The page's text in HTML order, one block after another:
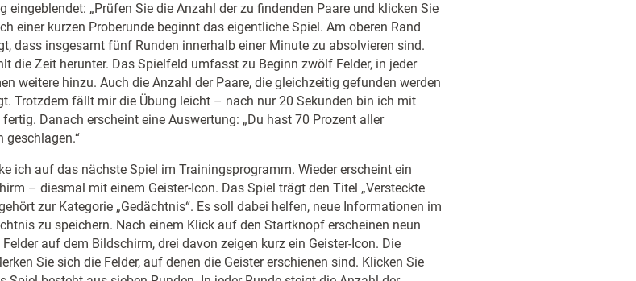
eingeblendet: „Prüfen Sie die Anzahl der zu findenden Paare und klicken Sie
einer kurzen Proberunde beginnt das eigentliche Spiel. Am oberen Rand
dass insgesamt fünf Runden innerhalb einer Minute zu absolvieren sind.
die Zeit herunter. Das Spielfeld umfasst zu Beginn zwölf Felder, in jeder
weitere hinzu. Auch die Anzahl der Paare, die gleichzeitig gefunden werden
Trotzdem fällt mir die Übung leicht – nach nur 20 Sekunden bin ich mit
fertig. Danach erscheint eine Auswertung: „Du hast 70 Prozent aller
geschlagen.“
ich auf das nächste Spiel im Trainingsprogramm. Wieder erscheint ein
– diesmal mit einem Geister-Icon. Das Spiel trägt den Titel „Versteckte
zur Kategorie „Gedächtnis“. Es soll dabei helfen, neue Informationen im
zu speichern. Nach einem Klick auf den Startknopf erscheinen neun
auf dem Bildschirm, drei davon zeigen kurz ein Geister-Icon. Die
Sie sich die Felder, auf denen die Geister erschienen sind. Klicken Sie